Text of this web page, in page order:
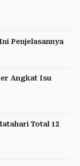
Penjelasannya
Angkat Isu
Total 12